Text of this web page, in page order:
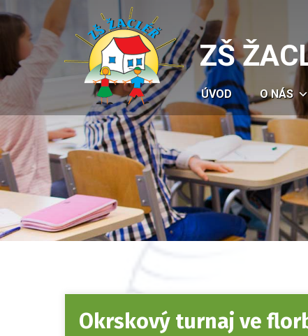
ZŠ
ÚVOD O NÁS
Okrskový turnaj ve